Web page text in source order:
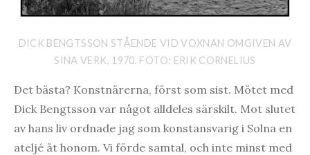
DICK BENGTSSON STÅENDE VID VOXNAN OMGIVEN AV
SINA VERK, 1970. FOTO: ERIK CORNELIUS
Det bästa? Konstnärerna, först som sist. Mötet med
Dick Bengtsson var något alldeles särskilt. Mot slutet
av hans liv ordnade jag som konstansvarig i Solna en
ateljé åt honom. Vi förde samtal, och inte minst med